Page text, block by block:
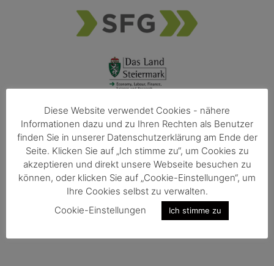
Member of
Diese Website verwendet Cookies - nähere
Informationen dazu und zu Ihren Rechten als Benutzer
finden Sie in unserer Datenschutzerklärung am Ende der
Seite. Klicken Sie auf „Ich stimme zu“, um Cookies zu
akzeptieren und direkt unsere Webseite besuchen zu
können, oder klicken Sie auf „Cookie-Einstellungen“, um
Ihre Cookies selbst zu verwalten.
Cookie-Einstellungen
Ich stimme zu